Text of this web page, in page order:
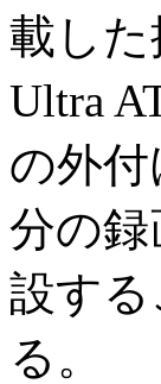
載し
Ultra
の外付
分の
設す
る。